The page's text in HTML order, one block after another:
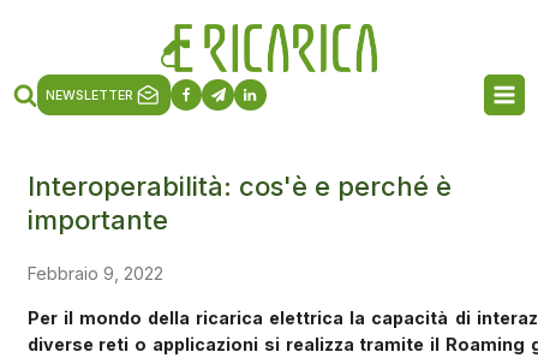
NEWSLETTER
Interoperabilità: cos'è e perché è
importante
Febbraio 9, 2022
Per il mondo della ricarica elettrica la capacità di
diverse reti o applicazioni si realizza tramite il Roaming